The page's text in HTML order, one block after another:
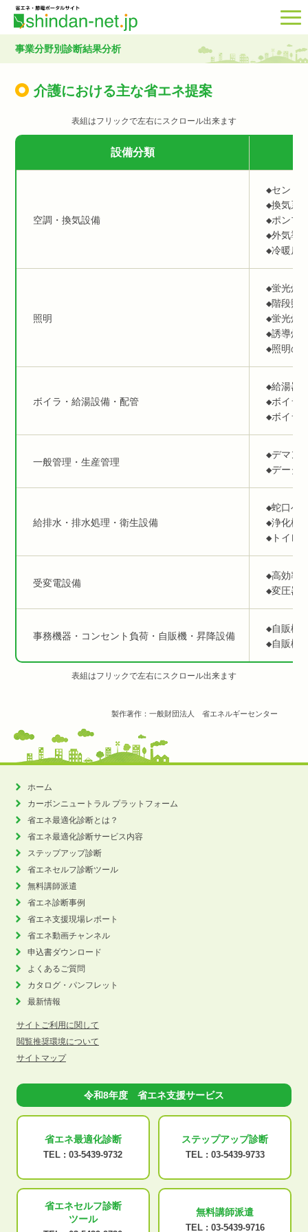
事業分野別診断結果分析
介護における主な省エネ提案
設備分類
空調・換気設備
◆セント
◆換気系
◆ポンプ
◆外気導
◆冷暖房
照明
◆蛍光灯
◆階段照
◆蛍光灯
◆誘導灯
◆照明の
ボイラ・給湯設備・配管
◆給湯器
◆ボイラ
◆ボイラ
一般管理・生産管理
◆デマン
◆データ
給排水・排水処理・衛生設備
◆蛇口へ
◆浄化槽
◆トイレ
受変電設備
◆高効率
◆変圧器
事務機器・コンセント負荷・自販機・昇降設備
◆自販機
◆自販機
製作著作：一般財団法人 省エネルギーセンター
ホーム
カーボンニュートラル プラットフォーム
省エネ最適化診断とは？
省エネ最適化診断サービス内容
ステップアップ診断
省エネセルフ診断ツール
無料講師派遣
省エネ診断事例
省エネ支援現場レポート
省エネ動画チャンネル
申込書ダウンロード
よくあるご質問
カタログ・パンフレット
最新情報
サイトご利用に関して
閲覧推奨環境について
サイトマップ
令和8年度 省エネ支援サービス
省エネ最適化診断
TEL : 03-5439-9732
ステップアップ診断
TEL : 03-5439-9733
省エネセルフ診断
ツール
無料講師派遣
TEL : 03-5439-9716